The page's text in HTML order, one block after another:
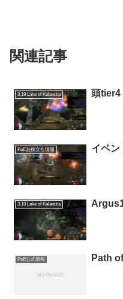
関連記事
3.19 Lake of Kalandra 頭tier4
PoEお役立ち情報 イベン
3.19 Lake of Kalandra
PoE公式情報 Path